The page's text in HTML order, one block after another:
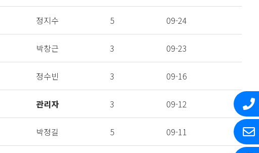
정지수 5 09-24
박창근 3 09-23
정수빈 3 09-16
관리자 3 09-12
박정길 5 09-11